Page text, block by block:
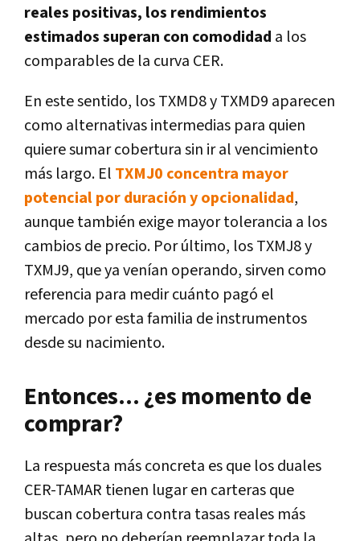
reales positivas, los rendimientos
estimados superan con comodidad a los
comparables de la curva CER.
En este sentido, los TXMD8 y TXMD9 aparecen
como alternativas intermedias para quien
quiere sumar cobertura sin ir al vencimiento
más largo. El TXMJ0 concentra mayor
potencial por duración y opcionalidad,
aunque también exige mayor tolerancia a los
cambios de precio. Por último, los TXMJ8 y
TXMJ9, que ya venían operando, sirven como
referencia para medir cuánto pagó el
mercado por esta familia de instrumentos
desde su nacimiento.
Entonces... ¿es momento de
comprar?
La respuesta más concreta es que los duales
CER-TAMAR tienen lugar en carteras que
buscan cobertura contra tasas reales más